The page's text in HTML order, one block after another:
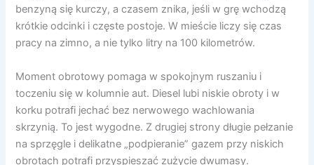
benzyną się kurczy, a czasem znika, jeśli w grę wchodzą
krótkie odcinki i częste postoje. W mieście liczy się czas
pracy na zimno, a nie tylko litry na 100 kilometrów.
Moment obrotowy pomaga w spokojnym ruszaniu i
toczeniu się w kolumnie aut. Diesel lubi niskie obroty i w
korku potrafi jechać bez nerwowego wachlowania
skrzynią. To jest wygodne. Z drugiej strony długie pełzanie
na sprzęgle i delikatne „podpieranie” gazem przy niskich
obrotach potrafi przyspieszać zużycie dwumasy.